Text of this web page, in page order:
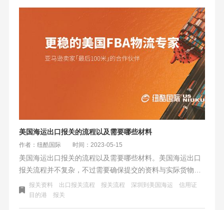
口货物详细信息、商业发票、销售合同等资料。准确完整的
报关和清关可以确保货物的合法性，促进进出口贸易的顺利
美国海运出口报关的流程以及需要哪些材料
作者：纽酷国际 时间：2023-05-15
美国海运出口报关的流程以及需要哪些材料。美国海运出口
报关流程并不复杂，不过需要确保提交的资料与实际货物准
确、一致。否则会造成不必要的查验。海运出口报关的流程
一般包括以下步骤：一、出口报关所需要资料；二、出口报
报关资料 出口报关流程 报关流程 深圳到美国海运
信用证
目的港
报关